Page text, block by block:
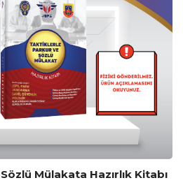
Mülakata Hazırlık Kitabı